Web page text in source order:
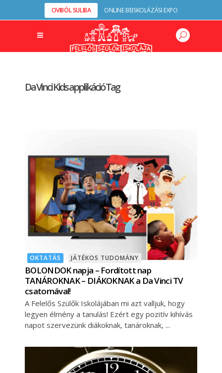
OVIBÓL SULIBA ONLINE BEISKOLÁZÁSI EXPO
Da Vinci Kids applikáció Tag
OKTATÁS JÁTÉKOS TUDOMÁNY
BOLONDOK napja – Fordított nap
TANÁROKNAK – DIÁKOKNAK a Da Vinci TV
csatornával!
A Felelős Szülők Iskolájában mi azt valljuk, hogy
legyen élmény a tanulás! Ezért egy pozitív kihívás
napot szervezünk diákoknak, tanároknak,